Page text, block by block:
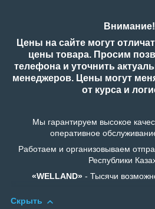
Цены на сайте могут
цены товара. Просим
телефона и уточнить
менеджеров. Цены могут
от курса и
Мы гарантируем высокое
оперативное
Работаем и организовываем
Республики
«WELLAND»- Тысячи
Скрыть